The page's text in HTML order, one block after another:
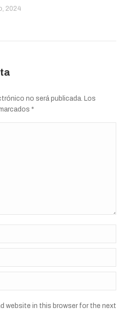
2024
no será publicada. Los
*
website in this browser for the next